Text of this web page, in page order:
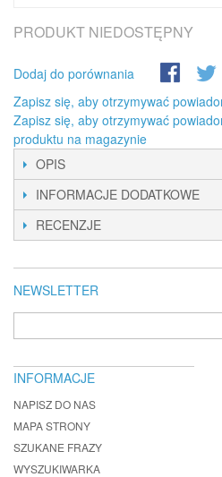
PRODUKT NIEDOSTĘPNY
Dodaj do porównania
Zapisz się, aby otrzymywać
Zapisz się, aby otrzymywać
produktu na magazynie
OPIS
INFORMACJE DODATKOWE
RECENZJE
NEWSLETTER
INFORMACJE
NAPISZ DO NAS
MAPA STRONY
SZUKANE FRAZY
WYSZUKIWARKA